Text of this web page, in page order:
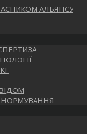
АЛЬЯНСУ